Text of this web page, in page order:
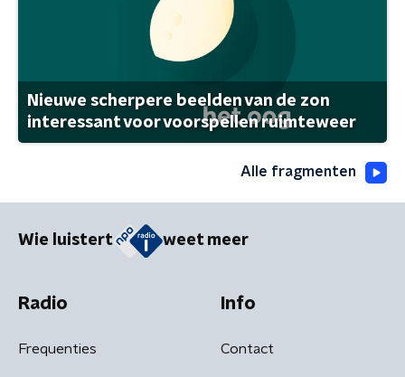
Nieuwe scherpere beelden van de zon
interessant voor voorspellen ruimteweer
Alle fragmenten
Wie luistert weet meer
Radio
Frequenties
Info
Contact